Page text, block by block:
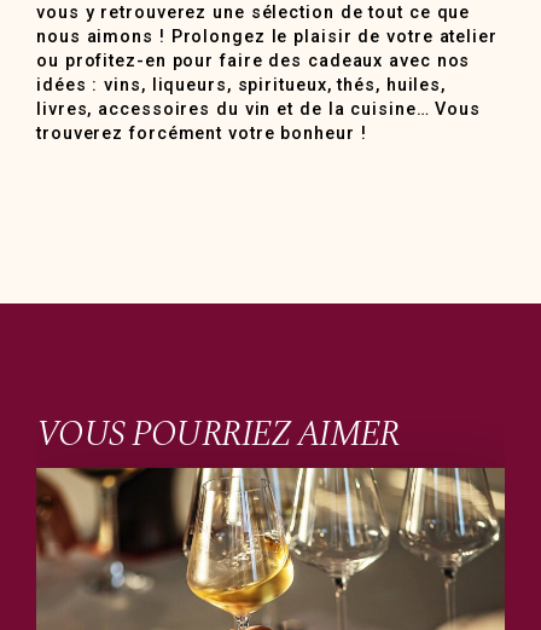
vous y retrouverez une sélection de tout ce que
nous aimons ! Prolongez le plaisir de votre atelier
ou profitez-en pour faire des cadeaux avec nos
idées : vins, liqueurs, spiritueux, thés, huiles,
livres, accessoires du vin et de la cuisine… Vous
trouverez forcément votre bonheur !
VOUS POURRIEZ AIMER